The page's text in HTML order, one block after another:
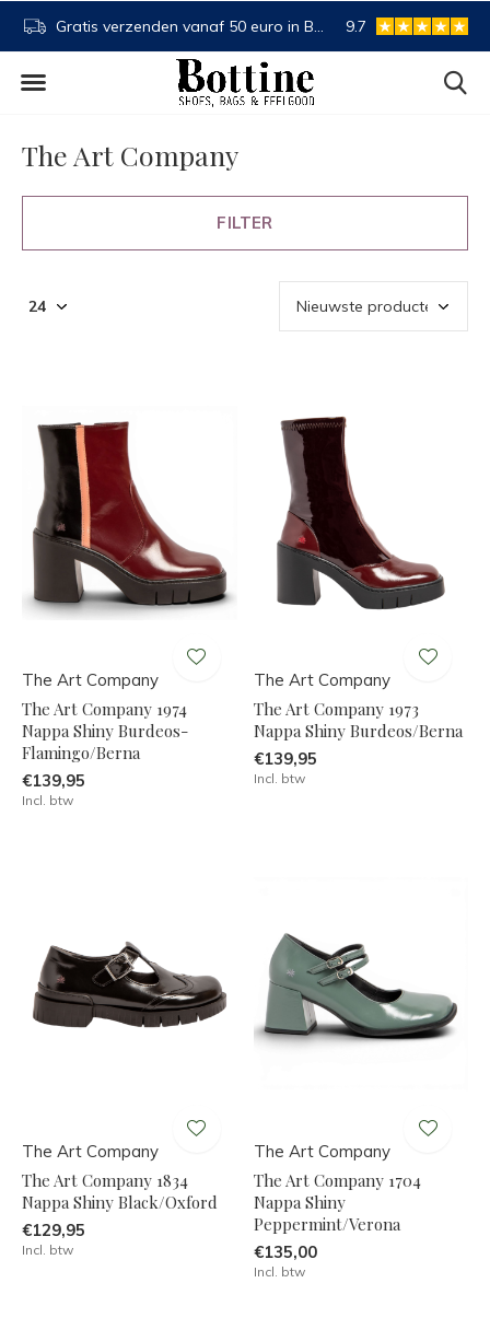
Koop nu, betaal later Spaartegoed
9.7
The Art Company
FILTER
The Art Company
The Art Company 1974
Nappa Shiny Burdeos-
Flamingo/Berna
€139,95
Incl. btw
The Art Company
The Art Company 1973
Nappa Shiny Burdeos/Berna
€139,95
Incl. btw
The Art Company
The Art Company 1834
Nappa Shiny Black/Oxford
€129,95
Incl. btw
The Art Company
The Art Company 1704
Nappa Shiny
Peppermint/Verona
€135,00
Incl. btw